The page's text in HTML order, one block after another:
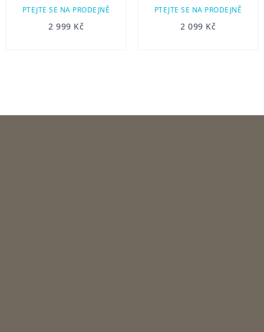
PTEJTE SE NA PRODEJNĚ
2 999 Kč
PTEJTE SE NA PRODEJNĚ
2 099 Kč